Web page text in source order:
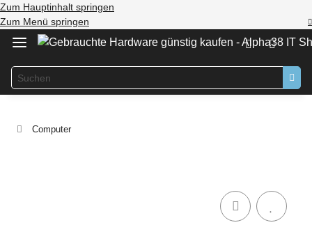
Zum Hauptinhalt springen
Zum Menü springen
Computer